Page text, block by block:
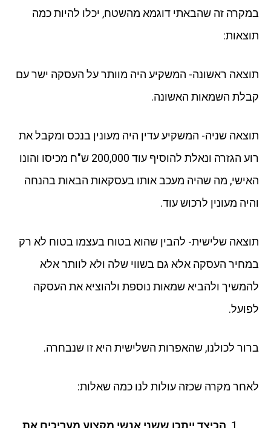
במקרה זה שהבאתי דוגמא מהשטח, יכלו להיות כמה
תוצאות:
תוצאה ראשונה- המשקיע היה מוותר על העסקה ישר עם
קבלת השמאות האשונה.
תוצאה שניה- המשקיע עדין היה מעונין בנכס ומקבל את
רוע הגזרה ונאלת להוסיף עוד 200,000 ש"ח מכיסו והונו
האישי, מה שהיה מעכב אותו בעסקאות הבאות בהנחה
והיה מעונין לרכוש עוד.
תוצאה שלישית- להבין שהוא בטוח בעצמו בטוח לא רק
במחיר העסקה אלא גם בשווי שלה ולא לוותר אלא
להמשיך ולהביא שמאות נוספת ולהוציא את העסקה
לפועל.
ברור לכולנו, שהאפרות השלישית היא זו שנבחרה.
לאחר מקרה שכזה עולות לנו כמה שאלות:
הכיצד ייתכן ששני אנשי מקצוע מעריכים את